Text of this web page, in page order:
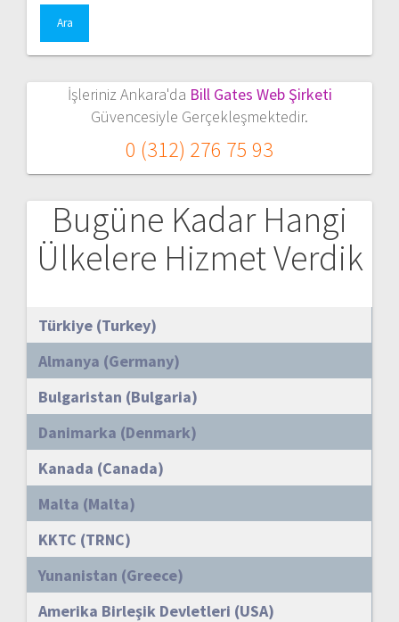
İşleriniz Ankara'da Bill Gates Web Şirketi
Güvencesiyle Gerçekleşmektedir.
0 (312) 276 75 93
Bugüne Kadar Hangi
Ülkelere Hizmet Verdik
Türkiye (Turkey)
Almanya (Germany)
Bulgaristan (Bulgaria)
Danimarka (Denmark)
Kanada (Canada)
Malta (Malta)
KKTC (TRNC)
Yunanistan (Greece)
Amerika Birleşik Devletleri (USA)